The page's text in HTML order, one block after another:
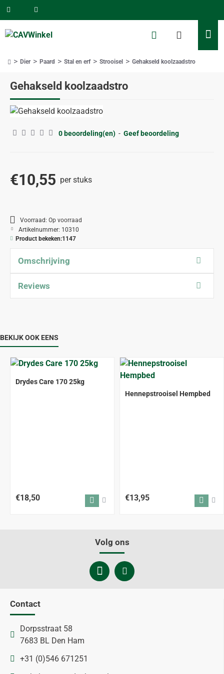
Gehakseld koolzaadstro
Dier Paard Stal en erf Strooisel Gehakseld koolzaadstro
ALLEEN AFHALEN 0 beoordeling(en) - Geef beoordeling
€10,55 per stuks
Voorraad: Op voorraad
Artikelnummer: 10310
Product bekeken:1147
Omschrijving
Reviews
BEKIJK OOK EENS
Drydes Care 170 25kg
€18,50
ALLEEN AFHALEN
Hennepstrooisel Hempbed
€13,95
Volg ons
Contact
Dorpsstraat 58
7683 BL Den Ham
+31 (0)546 671251